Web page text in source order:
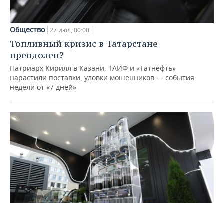
Общество 27 июл, 00:00
Топливный кризис в Татарстане
преодолен?
Патриарх Кирилл в Казани, ТАИФ и «Татнефть»
нарастили поставки, уловки мошенников — события
недели от «7 дней»